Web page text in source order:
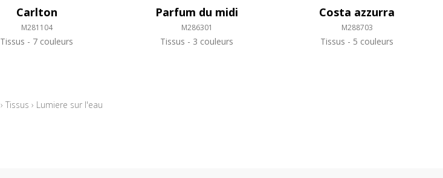
Carlton
M281104
Tissus 7 couleurs
Parfum du midi
M286301
Tissus 3 couleurs
Costa azzurra
M288703
Tissus 5 couleurs
› Tissus › Lumiere sur l'eau